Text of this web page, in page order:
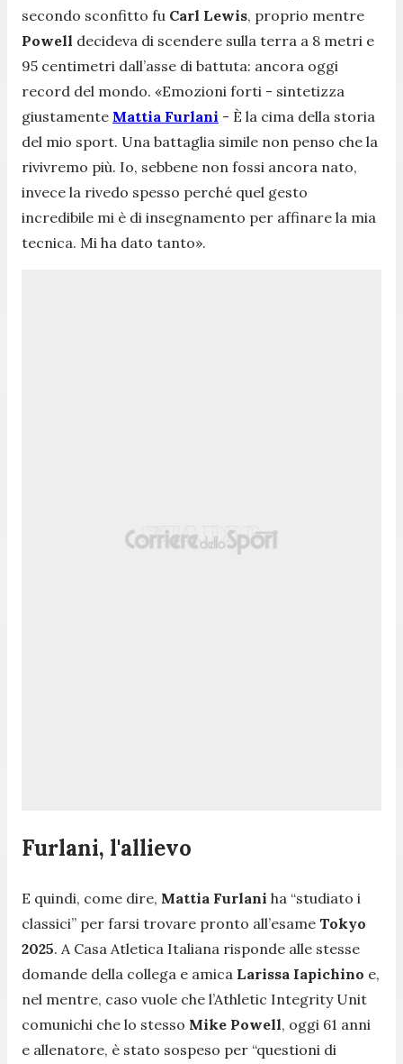
secondo sconfitto fu Carl Lewis, proprio mentre
Powell decideva di scendere sulla terra a 8 metri e
95 centimetri dall’asse di battuta: ancora oggi
record del mondo. «Emozioni forti - sintetizza
giustamente Mattia Furlani - È la cima della storia
del mio sport. Una battaglia simile non penso che la
rivivremo più. Io, sebbene non fossi ancora nato,
invece la rivedo spesso perché quel gesto
incredibile mi è di insegnamento per affinare la mia
tecnica. Mi ha dato tanto».
Furlani, l'allievo
E quindi, come dire, Mattia Furlani ha “studiato i
classici” per farsi trovare pronto all’esame Tokyo
2025. A Casa Atletica Italiana risponde alle stesse
domande della collega e amica Larissa Iapichino e,
nel mentre, caso vuole che l’Athletic Integrity Unit
comunichi che lo stesso Mike Powell, oggi 61 anni
e allenatore, è stato sospeso per “questioni di